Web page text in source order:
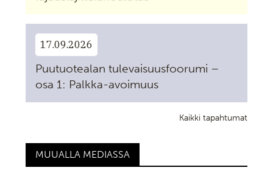
17.09.2026
Puutuotealan tulevaisuusfoorumi –
osa 1: Palkka-avoimuus
Kaikki tapahtumat
MUUALLA MEDIASSA